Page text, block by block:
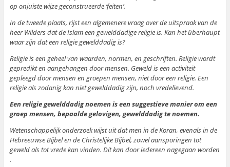
op onjuiste wijze geconstrueerde ‘feiten’.
In de tweede plaats, rijst een algemenere vraag over de uitspraak van de
heer Wilders dat de Islam een gewelddadige religie is. Kan het überhaupt
waar zijn dat een religie gewelddadig is?
Religie is een geheel van waarden, normen, en geschriften. Religie wordt
gepredikt en aangehangen door mensen. Geweld is een activiteit
gepleegd door mensen en groepen mensen, niet door een religie. Een
religie als zodanig kan niet gewelddadig zijn, noch vredelievend.
Een religie gewelddadig noemen is een suggestieve manier om een
groep mensen, bepaalde gelovigen, gewelddadig te noemen.
Wetenschappelijk onderzoek wijst uit dat men in de Koran, evenals in de
Hebreeuwse Bijbel en de Christelijke Bijbel, zowel aansporingen tot
geweld als tot vrede kan vinden. Dit kan door iedereen nagegaan worden
.